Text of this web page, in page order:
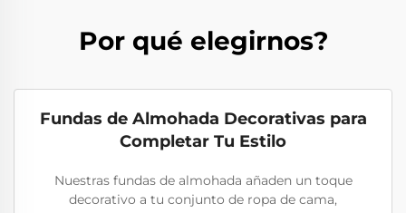
Por qué elegirnos?
Fundas de Almohada Decorativas para
Completar Tu Estilo
Nuestras fundas de almohada añaden un toque
decorativo a tu conjunto de ropa de cama,